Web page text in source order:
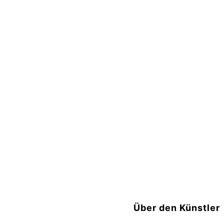
Über den Künstler